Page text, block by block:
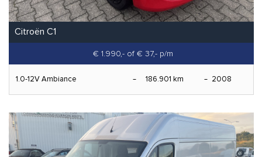
Citroën C1
€ 1.990,- of € 37,- p/m
1.0-12V Ambiance 186.901 km 2008